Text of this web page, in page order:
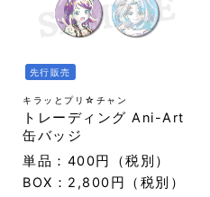
キラッとプリ☆チャン
トレーディング Ani-Art
缶バッジ
先行販売
単品：400円（税別）
BOX：2,800円（税別）